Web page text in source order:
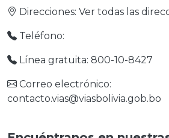
Direcciones: Ver todas las
Teléfono:
Línea gratuita: 800-10-8427
Correo electrónico:
contacto.vias@viasbolivia.gob.bo